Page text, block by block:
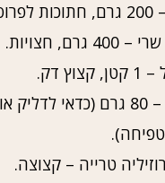
חצויות.
דק.
צנוברים – 80 גרם (כדאי
טרייה – קצוצה.